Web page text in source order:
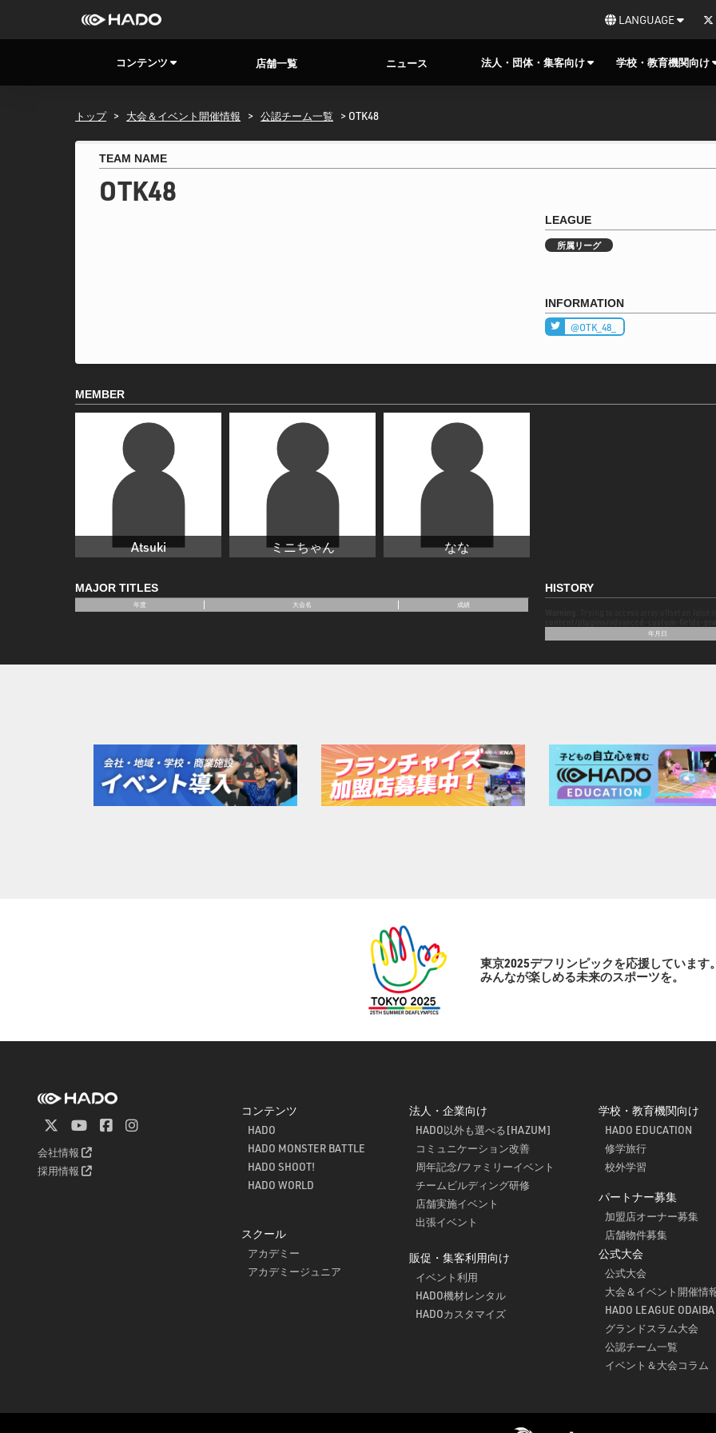
LANGUAGE
コンテンツ 店舗一覧 ニュース 法人・団体・集客向け 学校・教育機関向け
トップ > 大会＆イベント開催情報 > 公認チーム一覧 > OTK48
TEAM NAME
OTK48
LEAGUE
所属リーグ
INFORMATION
@OTK_48_
MEMBER
Atsuki ミニちゃん なな
MAJOR TITLES
年度 大会名 成績
HISTORY
年月日
東京2025デフリンピックを応援しています
みんなが楽しめる未来のスポーツを。
会社情報
採用情報
コンテンツ
HADO
HADO MONSTER BATTLE
HADO SHOOT!
HADO WORLD
スクール
アカデミー
アカデミージュニア
法人・企業向け
HADO以外も選べる[HAZUM]
コミュニケーション改善
周年記念/ファミリーイベント
チームビルディング研修
店舗実施イベント
出張イベント
販促・集客利用向け
イベント利用
HADO機材レンタル
HADOカスタマイズ
学校・教育機関向け
HADO EDUCATION
修学旅行
校外学習
パートナー募集
加盟店オーナー募集
店舗物件募集
公式大会
公式大会
大会＆イベント開催情
HADO LEAGUE ODAIBA
グランドスラム大会
公認チーム一覧
イベント＆大会コラム